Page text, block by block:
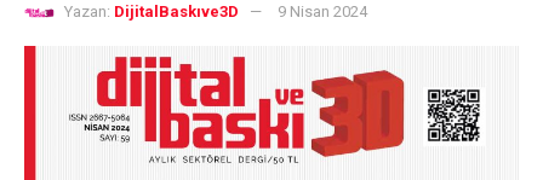
Yazan: DijitalBaskıve3D 9 Nisan 2024